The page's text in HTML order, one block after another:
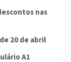
nas
20 de abril
A1